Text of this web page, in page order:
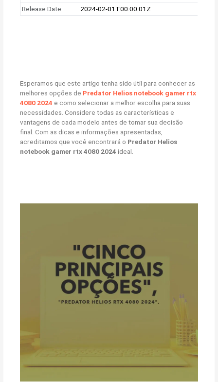
Release Date
2024-02-01T00:00:01Z
Esperamos que este artigo tenha sido útil para conhecer as
melhores opções de Predator Helios notebook gamer rtx
4080 2024 e como selecionar a melhor escolha para suas
necessidades. Considere todas as características e
vantagens de cada modelo antes de tomar sua decisão
final. Com as dicas e informações apresentadas,
acreditamos que você encontrará o Predator Helios
notebook gamer rtx 4080 2024 ideal.